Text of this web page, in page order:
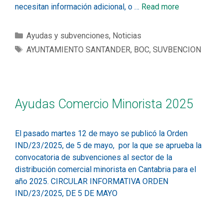
necesitan información adicional, o … Read more
Ayudas y subvenciones, Noticias
AYUNTAMIENTO SANTANDER, BOC, SUVBENCION
Ayudas Comercio Minorista 2025
El pasado martes 12 de mayo se publicó la Orden
IND/23/2025, de 5 de mayo, por la que se aprueba la
convocatoria de subvenciones al sector de la
distribución comercial minorista en Cantabria para el
año 2025. CIRCULAR INFORMATIVA ORDEN
IND/23/2025, DE 5 DE MAYO